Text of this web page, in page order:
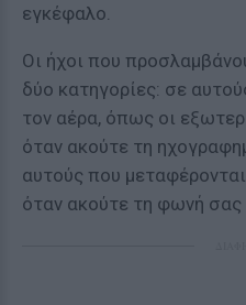
εγκέφαλο.
Οι ήχοι που
δύο κατηγορίες: σε
τον αέρα, όπως οι
όταν ακούτε τη
αυτούς που
όταν ακούτε τη φωνή σας